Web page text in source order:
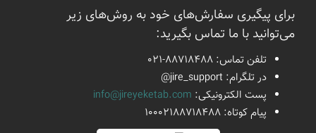
برای پیگیری سفارش‌های خود به روش‌های زیر
می‌توانید با ما تماس بگیرید:
تلفن تماس: 021-88718488
در تلگرام: @jire_support
پست الكترونیكی: info@jireyeketab.com
پیام كوتاه: 10002188718488